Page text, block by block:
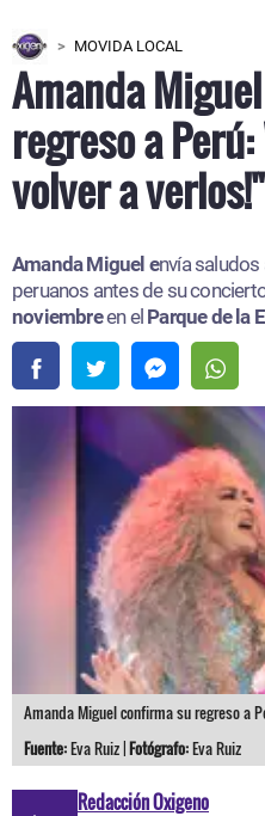
MOVIDA LOCAL
Amanda
regreso a
volver a verlos!"
Amanda Miguel envía
peruanos antes de su
noviembreen el Parque de la
Amanda Miguel confirma su regreso a
Fuente:Eva Ruiz |Fotógrafo:Eva Ruiz
Redacción Oxigeno